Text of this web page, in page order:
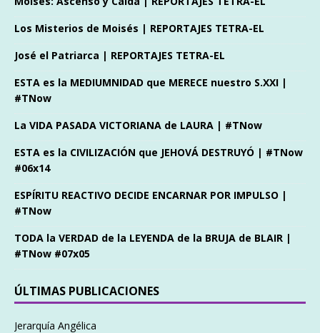
Los Misterios de Moisés | REPORTAJES TETRA-EL
José el Patriarca | REPORTAJES TETRA-EL
ESTA es la MEDIUMNIDAD que MERECE nuestro S.XXI |
#TNow
La VIDA PASADA VICTORIANA de LAURA | #TNow
ESTA es la CIVILIZACIÓN que JEHOVÁ DESTRUYÓ | #TNow
#06x14
ESPÍRITU REACTIVO DECIDE ENCARNAR POR IMPULSO |
#TNow
TODA la VERDAD de la LEYENDA de la BRUJA de BLAIR |
#TNow #07x05
ÚLTIMAS PUBLICACIONES
Jerarquía Angélica